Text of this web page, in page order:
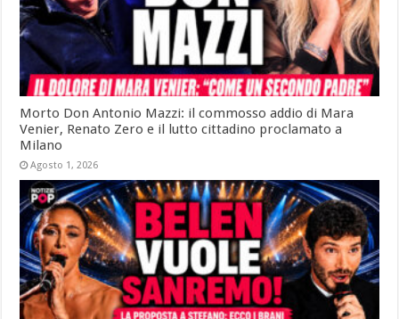
Morto Don Antonio Mazzi: il commosso addio di Mara
Venier, Renato Zero e il lutto cittadino proclamato a
Milano
Agosto 1, 2026